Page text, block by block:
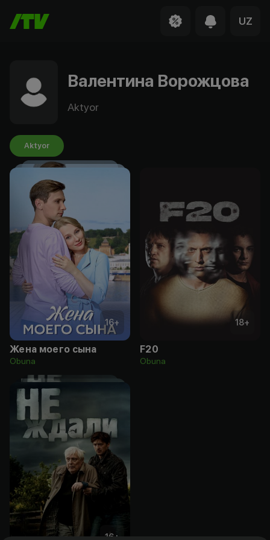
UZ
Валентина Ворожцова
Aktyor
Aktyor
16+
Жена моего сына
Obuna
18+
F20
Obuna
16+